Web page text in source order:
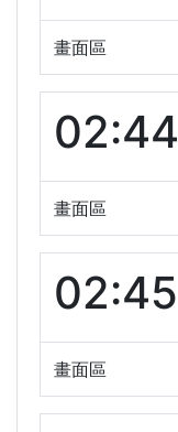
畫面區
畫面區
畫面區